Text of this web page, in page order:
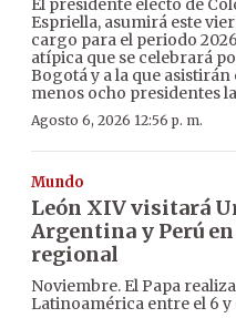
El presidente electo de
Espriella, asumirá este
cargo para el periodo
atípica que se celebrará
Bogotá y a la que asistirán
menos ocho presidentes
Agosto 6, 2026 12:56 p. m.
Mundo
León XIV visitará
Argentina y Perú
regional
Noviembre. El Papa
Latinoamérica entre el 6 y